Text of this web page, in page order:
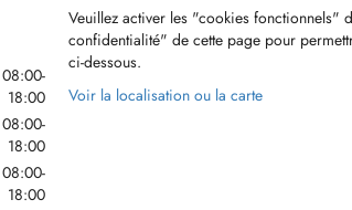
08:00-
18:00
08:00-
18:00
08:00-
18:00
Veuillez activer les "cookies fonctionnels"
confidentialité" de cette page pour
ci-dessous.
Voir la localisation ou la carte